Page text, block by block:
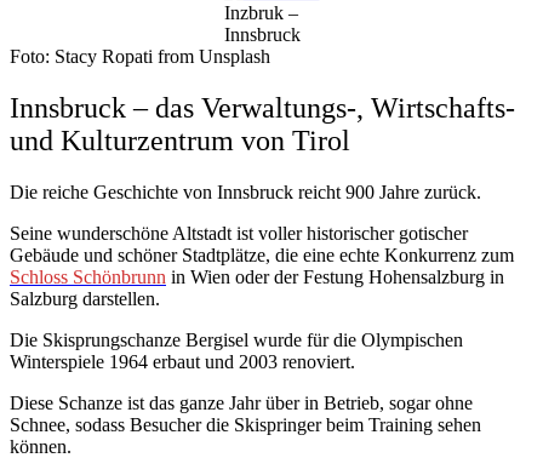
Inzbruk –
Innsbruck
Foto: Stacy Ropati from Unsplash
Innsbruck – das Verwaltungs-, Wirtschafts-
und Kulturzentrum von Tirol
Die reiche Geschichte von Innsbruck reicht 900 Jahre zurück.
Seine wunderschöne Altstadt ist voller historischer gotischer
Gebäude und schöner Stadtplätze, die eine echte Konkurrenz zum
Schloss Schönbrunn in Wien oder der Festung Hohensalzburg in
Salzburg darstellen.
Die Skisprungschanze Bergisel wurde für die Olympischen
Winterspiele 1964 erbaut und 2003 renoviert.
Diese Schanze ist das ganze Jahr über in Betrieb, sogar ohne
Schnee, sodass Besucher die Skispringer beim Training sehen
können.